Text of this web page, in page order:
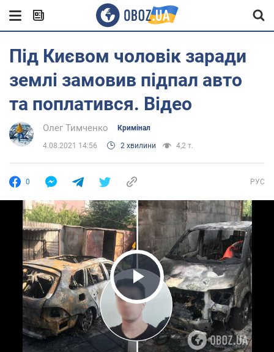
Під Києвом чоловік заради
землі замовив підпал авто
та поплатився. Відео
Олег Тимченко Кримінал
4.08.2021 14:56 2 хвилини 4,2 т.
0 РУС
Play Video